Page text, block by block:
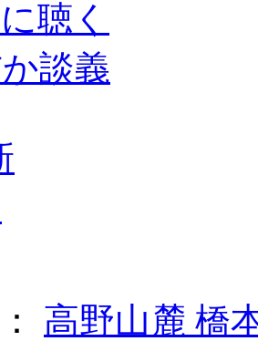
聴く
談義
高野山麓 橋